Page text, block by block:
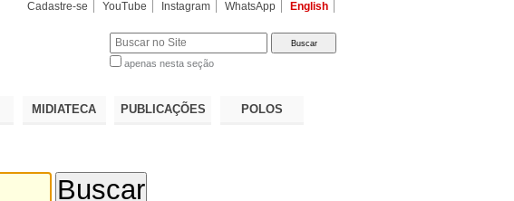
Cadastre-se YouTube Instagram WhatsApp English
apenas nesta seção
MIDIATECA PUBLICAÇÕES POLOS